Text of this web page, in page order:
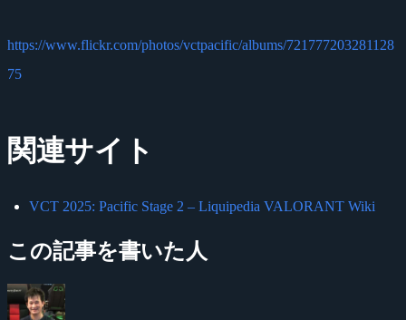
https://www.flickr.com/photos/vctpacific/albums/721777203281128
75
関連サイト
VCT 2025: Pacific Stage 2 – Liquipedia VALORANT Wiki
この記事を書いた人